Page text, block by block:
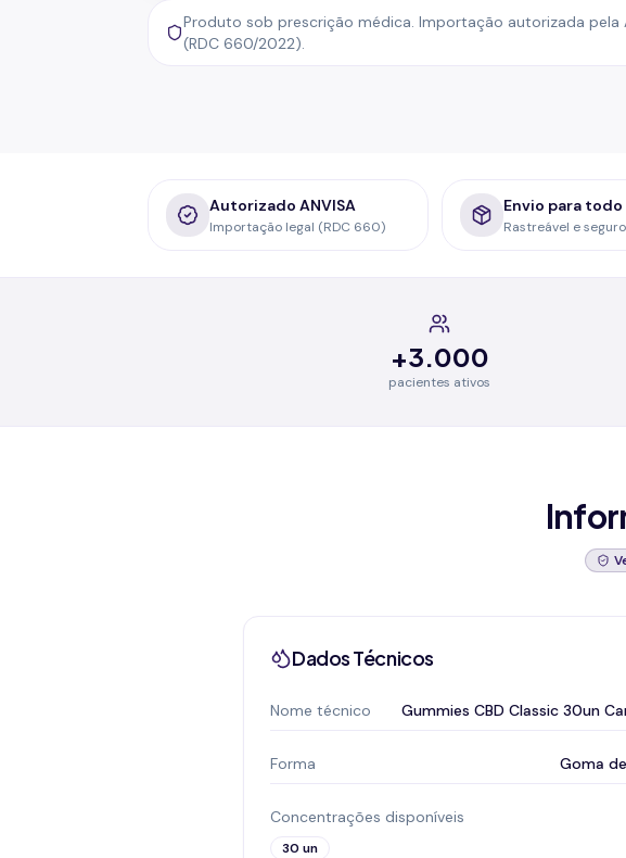
Produto sob prescrição médica. Importação autorizada pela
(RDC 660/2022).
Autorizado ANVISA
Importação legal (RDC 660)
Envio para todo
Rastreável e seguro
+3.000
pacientes ativos
Dados Técnicos
Nome técnico Gummies CBD Classic 30un
Forma Goma
Concentrações disponíveis
30 un